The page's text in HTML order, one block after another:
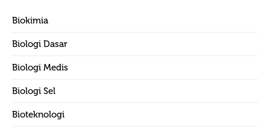
Biokimia
Biologi Dasar
Biologi Medis
Biologi Sel
Bioteknologi